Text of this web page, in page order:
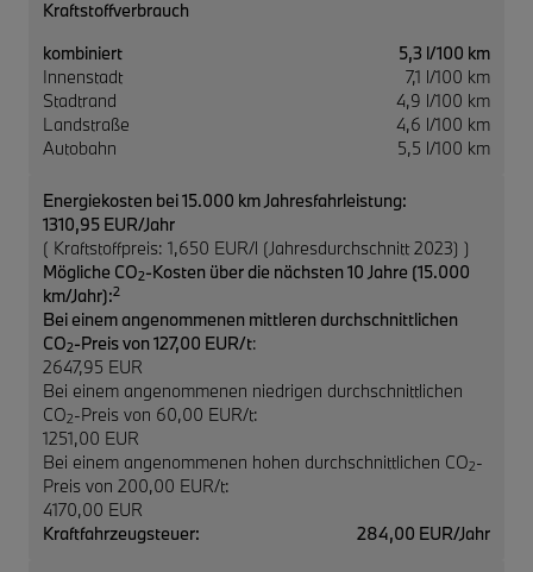
Kraftstoffverbrauch
kombiniert
5,3 l/100 km
Innenstadt
7,1 l/100 km
Stadtrand
4,9 l/100 km
Landstraße
4,6 l/100 km
Autobahn
5,5 l/100 km
Energiekosten bei 15.000 km Jahresfahrleistung:
1310,95 EUR/Jahr
( Kraftstoffpreis: 1,650 EUR/l (Jahresdurchschnitt 2023) )
Mögliche CO2-Kosten über die nächsten 10 Jahre (15.000
km/Jahr):2
Bei einem angenommenen mittleren durchschnittlichen
CO2-Preis von 127,00 EUR/t:
2647,95 EUR
Bei einem angenommenen niedrigen durchschnittlichen
CO2-Preis von 60,00 EUR/t:
1251,00 EUR
Bei einem angenommenen hohen durchschnittlichen CO2-
Preis von 200,00 EUR/t:
4170,00 EUR
Kraftfahrzeugsteuer:
284,00 EUR/Jahr